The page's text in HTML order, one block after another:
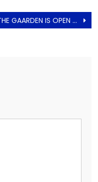
THE GAARDEN IS OPEN Menandai Hoegaarden Kembali ke Indonesia